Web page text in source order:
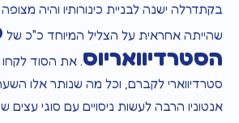
בקתדרלה ישנה לבניית כינורותיו והיה
שהייתה אחראית על הצליל המיוחד כ"כ של
הסטרדיוואריוס. את הסוד
סטרדיווארי לקברם, וכל מה שנותר אלו
אנטוניו הרבה לעשות ניסויים עם סוגי עצים